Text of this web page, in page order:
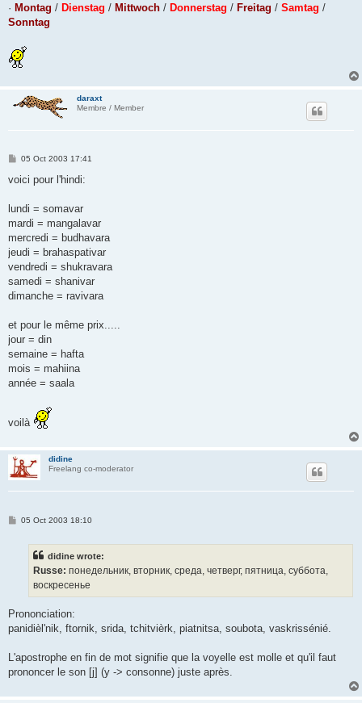
· Montag / Dienstag / Mittwoch / Donnerstag / Freitag / Samtag /
Sonntag
daraxt
Membre / Member
P
s
05 Oct 2003 17:41
voici pour l'hindi:
lundi = somavar
mardi = mangalavar
mercredi = budhavara
jeudi = brahaspativar
vendredi = shukravara
samedi = shanivar
dimanche = ravivara
et pour le même prix.....
jour = din
semaine = hafta
mois = mahiina
année = saala
voilà
didine
Freelang co-moderator
P05 Oct 2003 18:10
didine wrote:
Russe: понедельник, вторник, среда, четверг, пятница, суббота,
воскресенье
Prononciation:
panidièl'nik, ftornik, srida, tchitvièrk, piatnitsa, soubota, vaskrissénié.
L'apostrophe en fin de mot signifie que la voyelle est molle et qu'il faut
prononcer le son [j] (y -> consonne) juste après.